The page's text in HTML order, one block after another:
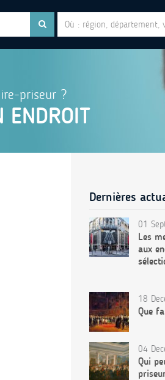
priseur ?
ENDROIT
Dernières
01
Les
aux
18
Que
04
Qui